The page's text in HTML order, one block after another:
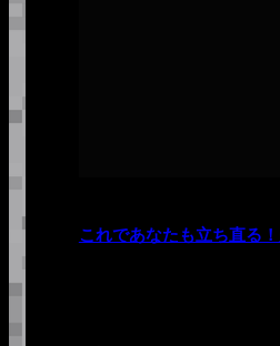
これであなたも立ち直る